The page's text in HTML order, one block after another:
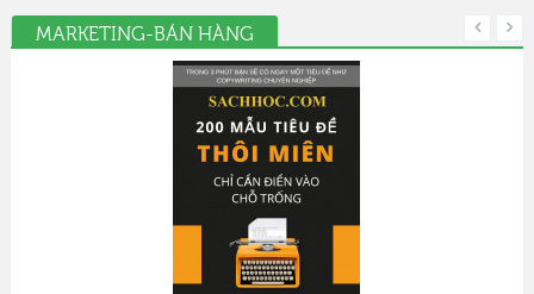
MARKETING-BÁN HÀNG